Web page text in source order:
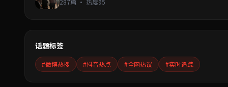
287篇 · 热度95
话题标签
#微博热搜 #抖音热点 #全网热议 #实时追踪